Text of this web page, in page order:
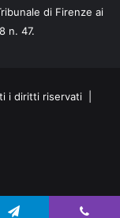
di Firenze ai
n. 47.
i diritti riservati |